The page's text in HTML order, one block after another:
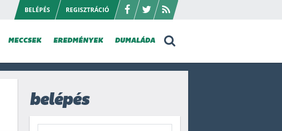
BELÉPÉS REGISZTRÁCIÓ
MECCSEK EREDMÉNYEK DUMALÁDA
belépés